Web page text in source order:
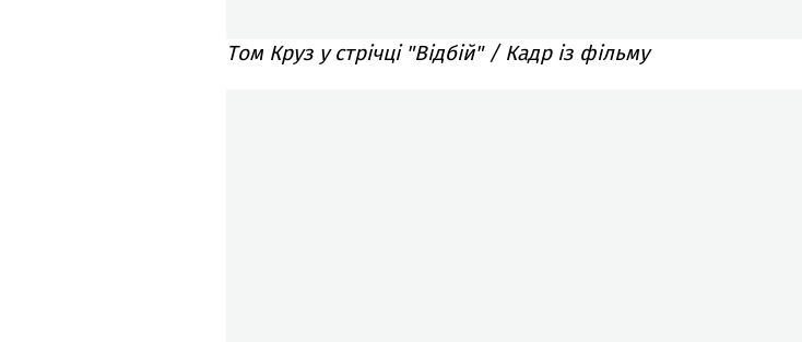
Том Круз у стрічці "Відбій" / Кадр із фільму